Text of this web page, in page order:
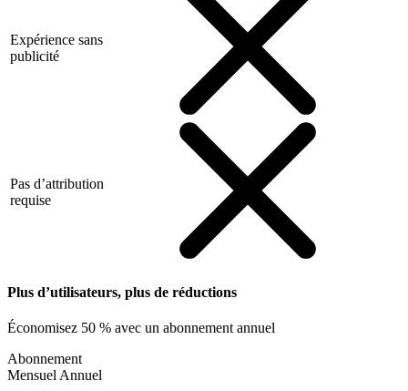
Expérience sans
publicité
Pas d’attribution
requise
Plus d’utilisateurs, plus de réductions
Économisez 50 % avec un abonnement annuel
Abonnement
Mensuel Annuel